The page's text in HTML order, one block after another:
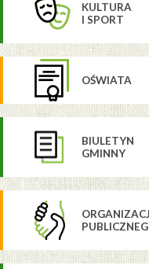
KULTURA
I SPORT
OŚWIATA
BIULETYN
GMINNY